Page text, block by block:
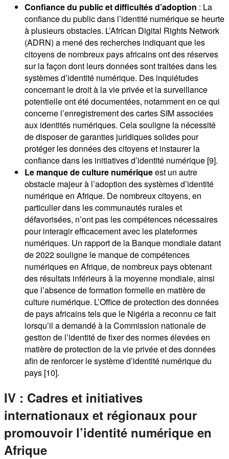
Confiance du public et difficultés d’adoption : La
confiance du public dans l’identité numérique se heurte
à plusieurs obstacles. L’African Digital Rights Network
(ADRN) a mené des recherches indiquant que les
citoyens de nombreux pays africains ont des réserves
sur la façon dont leurs données sont traitées dans les
systèmes d’identité numérique. Des inquiétudes
concernant le droit à la vie privée et la surveillance
potentielle ont été documentées, notamment en ce qui
concerne l’enregistrement des cartes SIM associées
aux identités numériques. Cela souligne la nécessité
de disposer de garanties juridiques solides pour
protéger les données des citoyens et instaurer la
confiance dans les initiatives d’identité numérique [9].
Le manque de culture numériqueest un autre
obstacle majeur à l’adoption des systèmes d’identité
numérique en Afrique. De nombreux citoyens, en
particulier dans les communautés rurales et
défavorisées, n’ont pas les compétences nécessaires
pour interagir efficacement avec les plateformes
numériques. Un rapport de la Banque mondiale datant
de 2022 souligne le manque de compétences
numériques en Afrique, de nombreux pays obtenant
des résultats inférieurs à la moyenne mondiale, ainsi
que l’absence de formation formelle en matière de
culture numérique. L’Office de protection des données
de pays africains tels que le Nigéria a reconnu ce fait
lorsqu’il a demandé à la Commission nationale de
gestion de l’identité de fixer des normes élevées en
matière de protection de la vie privée et des données
afin de renforcer le système d’identité numérique du
pays [10].
IV : Cadres et initiatives
internationaux et régionaux pour
promouvoir l’identité numérique en
Afrique